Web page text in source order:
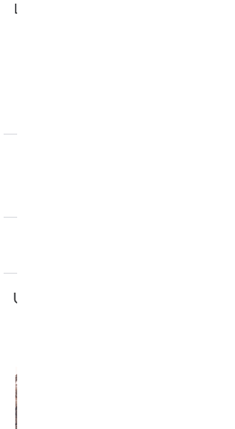
ערכי DN של Landsat 4 TM Collection 2 Tier
USGS Landsat 8 Collection 2 Tier